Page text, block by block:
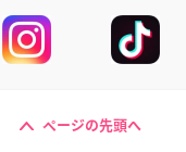
ページの先頭へ